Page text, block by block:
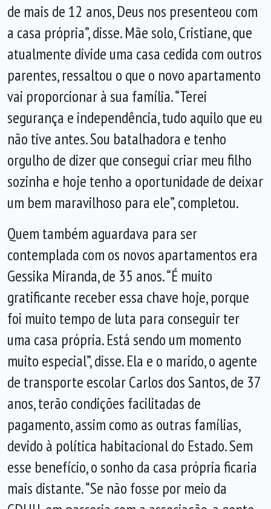
de mais de 12 anos, Deus nos presenteou com
a casa própria”, disse. Mãe solo, Cristiane, que
atualmente divide uma casa cedida com outros
parentes, ressaltou o que o novo apartamento
vai proporcionar à sua família. “Terei
segurança e independência, tudo aquilo que eu
não tive antes. Sou batalhadora e tenho
orgulho de dizer que consegui criar meu filho
sozinha e hoje tenho a oportunidade de deixar
um bem maravilhoso para ele”, completou.
Quem também aguardava para ser
contemplada com os novos apartamentos era
Gessika Miranda, de 35 anos. “É muito
gratificante receber essa chave hoje, porque
foi muito tempo de luta para conseguir ter
uma casa própria. Está sendo um momento
muito especial”, disse. Ela e o marido, o agente
de transporte escolar Carlos dos Santos, de 37
anos, terão condições facilitadas de
pagamento, assim como as outras famílias,
devido à política habitacional do Estado. Sem
esse benefício, o sonho da casa própria ficaria
mais distante. “Se não fosse por meio da